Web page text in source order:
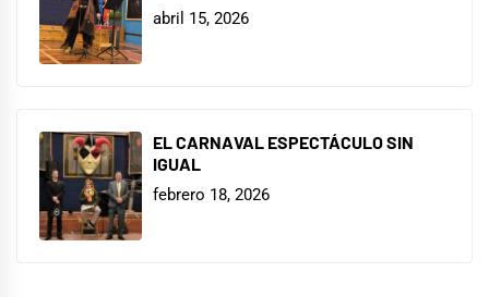
abril 15, 2026
EL CARNAVAL ESPECTÁCULO SIN
IGUAL
febrero 18, 2026